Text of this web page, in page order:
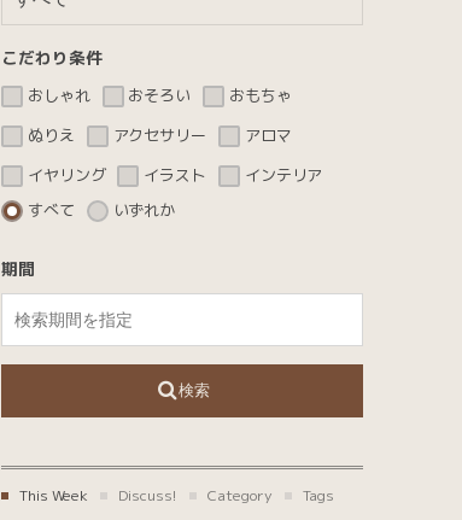
こだわり条件
おしゃれ おそろい
おもちゃ
ぬりえ
アクセサリー
アロマ
イヤリング
イラスト
インテリア
オリジナル
カメラ
サービス
ジェル
ジオラマ
スイーツ
スクイーズ
ハロウィン
ハーバリウム
バスボム
プレゼント
ホワイトニング
すべて いずれか
期間
検索
This Week Discuss! Category Tags